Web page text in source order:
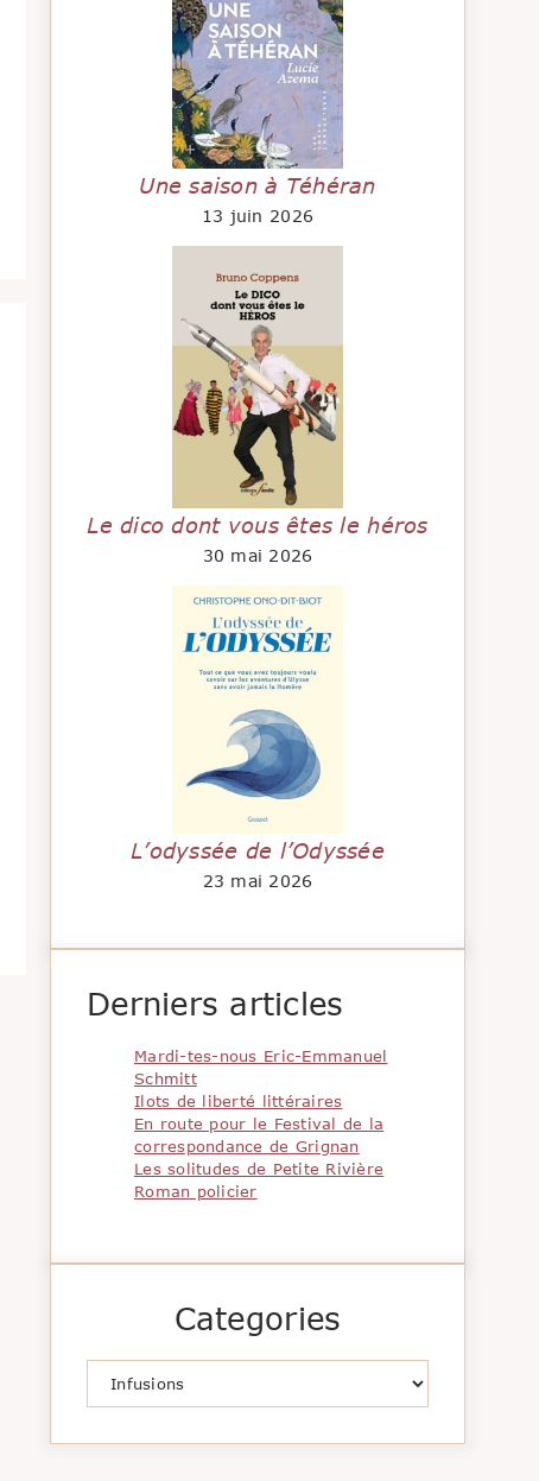
Une saison à Téhéran
13 juin 2026
Le dico dont vous êtes le héros
30 mai 2026
L’odyssée de l’Odyssée
23 mai 2026
Derniers articles
Mardi-tes-nous Eric-Emmanuel
Schmitt
Ilots de liberté littéraires
En route pour le Festival de la
correspondance de Grignan
Les solitudes de Petite Rivière
Roman policier
Categories